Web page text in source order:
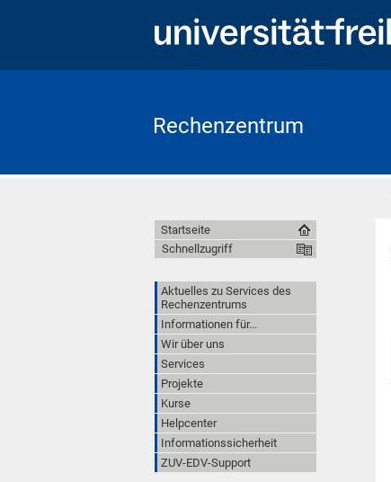
Rechenzentrum
Startseite
Schnellzugriff
Aktuelles zu Services des
Rechenzentrums
Informationen für...
Wir über uns
Services
Projekte
Kurse
Helpcenter
Informationssicherheit
ZUV-EDV-Support